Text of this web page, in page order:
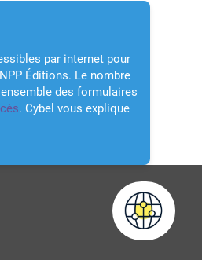
par internet pour
Éditions. Le nombre
des formulaires
. Cybel vous explique